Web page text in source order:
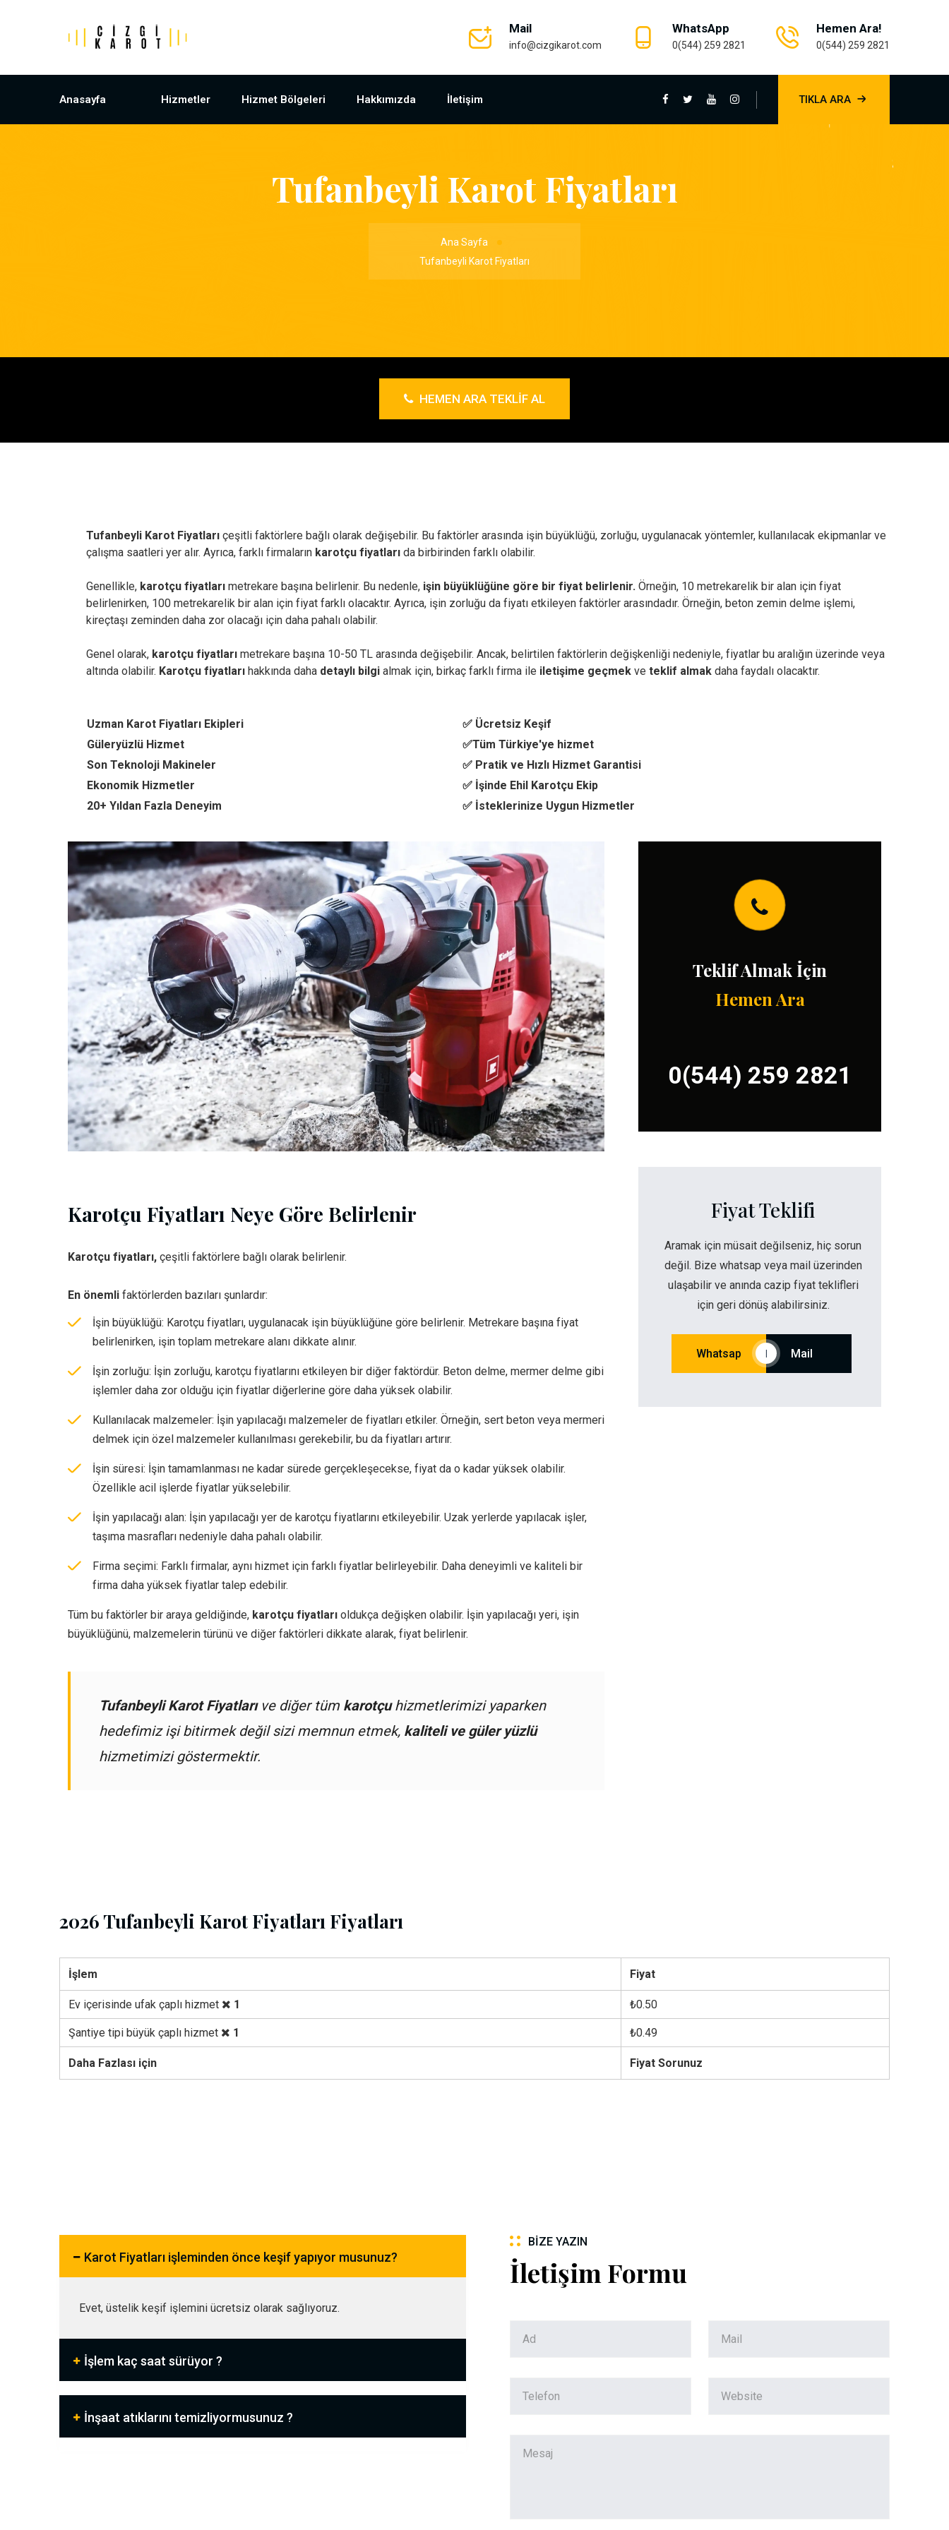
Mail
info@cizgikarot.com
WhatsApp
0(544) 259 2821
Hemen Ara!
0(544) 259 2821
Anasayfa Hizmetler Hizmet Bölgeleri Hakkımızda İletişim TIKLA ARA
Tufanbeyli Karot Fiyatları
Ana Sayfa
Tufanbeyli Karot Fiyatları
HEMEN ARA TEKLIF AL
Tufanbeyli Karot Fiyatları çeşitli faktörlere bağlı olarak değişebilir. Bu faktörler arasında işin büyüklüğü, zorluğu, uygulanacak yöntemler, kullanılacak ekipmanlar ve
çalışma saatleri yer alır. Ayrıca, farklı firmaların karotçu fiyatları da birbirinden farklı olabilir.
Genellikle, karotçu fiyatları metrekare başına belirlenir. Bu nedenle, işin büyüklüğüne göre bir fiyat belirlenir. Örneğin, 10 metrekarelik bir alan için fiyat
belirlenirken, 100 metrekarelik bir alan için fiyat farklı olacaktır. Ayrıca, işin zorluğu da fiyatı etkileyen faktörler arasındadır. Örneğin, beton zemin delme işlemi,
kireçtaşı zeminden daha zor olacağı için daha pahalı olabilir.
Genel olarak, karotçu fiyatları metrekare başına 10-50 TL arasında değişebilir. Ancak, belirtilen faktörlerin değişkenliği nedeniyle, fiyatlar bu aralığın üzerinde veya
altında olabilir. Karotçu fiyatları hakkında daha detaylı bilgi almak için, birkaç farklı firma ile iletişime geçmek ve teklif almak daha faydalı olacaktır.
Uzman Karot Fiyatları Ekipleri
✅ Ücretsiz Keşif
Güleryüzlü Hizmet
✅Tüm Türkiye'ye hizmet
Son Teknoloji Makineler
✅ Pratik ve Hızlı Hizmet Garantisi
Ekonomik Hizmetler
✅ İşinde Ehil Karotçu Ekip
20+ Yıldan Fazla Deneyim
✅ İsteklerinize Uygun Hizmetler
Karotçu Fiyatları Neye Göre Belirlenir
Karotçu fiyatları, çeşitli faktörlere bağlı olarak belirlenir.
En önemli faktörlerden bazıları şunlardır:
İşin büyüklüğü: Karotçu fiyatları, uygulanacak işin büyüklüğüne göre belirlenir. Metrekare başına fiyat
belirlenirken, işin toplam metrekare alanı dikkate alınır.
İşin zorluğu: İşin zorluğu, karotçu fiyatlarını etkileyen bir diğer faktördür. Beton delme, mermer delme gibi
işlemler daha zor olduğu için fiyatlar diğerlerine göre daha yüksek olabilir.
Kullanılacak malzemeler: İşin yapılacağı malzemeler de fiyatları etkiler. Örneğin, sert beton veya mermeri
delmek için özel malzemeler kullanılması gerekebilir, bu da fiyatları artırır.
İşin süresi: İşin tamamlanması ne kadar sürede gerçekleşecekse, fiyat da o kadar yüksek olabilir.
Özellikle acil işlerde fiyatlar yükselebilir.
İşin yapılacağı alan: İşin yapılacağı yer de karotçu fiyatlarını etkileyebilir. Uzak yerlerde yapılacak işler,
taşıma masrafları nedeniyle daha pahalı olabilir.
Firma seçimi: Farklı firmalar, aynı hizmet için farklı fiyatlar belirleyebilir. Daha deneyimli ve kaliteli bir
firma daha yüksek fiyatlar talep edebilir.
Tüm bu faktörler bir araya geldiğinde, karotçu fiyatları oldukça değişken olabilir. İşin yapılacağı yeri, işin
büyüklüğünü, malzemelerin türünü ve diğer faktörleri dikkate alarak, fiyat belirlenir.
Tufanbeyli Karot Fiyatlarıve diğer tüm karotçuhizmetlerimizi yaparken
hedefimiz işi bitirmek değil sizi memnun etmek, kaliteli ve güler yüzlü
hizmetimizi göstermektir.
Teklif Almak İçin
Hemen Ara
0(544) 259 2821
Fiyat Teklifi
Aramak için müsait değilseniz, hiç sorun
değil. Bize whatsap veya mail üzerinden
ulaşabilir ve anında cazip fiyat teklifleri
için geri dönüş alabilirsiniz.
Whatsap Mail
2026 Tufanbeyli Karot Fiyatları Fiyatları
İşlem Fiyat
Ev içerisinde ufak çaplı hizmet 1 ₺0.50
Şantiye tipi büyük çaplı hizmet 1 ₺0.49
Daha Fazlası için Fiyat Sorunuz
Karot Fiyatları işleminden önce keşif yapıyor musunuz?
Evet, üstelik keşif işlemini ücretsiz olarak sağlıyoruz.
İşlem kaç saat sürüyor ?
İnşaat atıklarını temizliyormusunuz ?
BIZE YAZIN
İletişim Formu